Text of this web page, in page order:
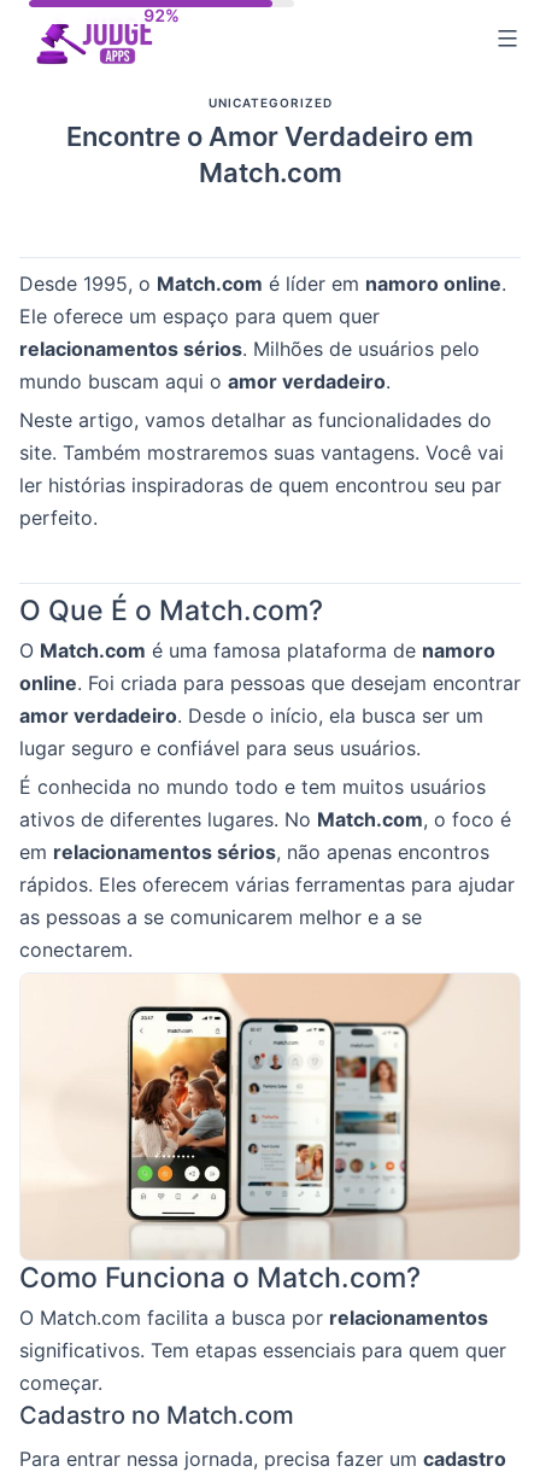
UNICATEGORIZED
Encontre o Amor Verdadeiro em
Match.com
Desde 1995, o Match.com é líder em namoro online.
Ele oferece um espaço para quem quer
relacionamentos sérios. Milhões de usuários pelo
mundo buscam aqui o amor verdadeiro.
Neste artigo, vamos detalhar as funcionalidades do
site. Também mostraremos suas vantagens. Você vai
ler histórias inspiradoras de quem encontrou seu par
perfeito.
O Que É o Match.com?
O Match.com é uma famosa plataforma de namoro
online. Foi criada para pessoas que desejam encontrar
amor verdadeiro. Desde o início, ela busca ser um
lugar seguro e confiável para seus usuários.
É conhecida no mundo todo e tem muitos usuários
ativos de diferentes lugares. No Match.com, o foco é
em relacionamentos sérios, não apenas encontros
rápidos. Eles oferecem várias ferramentas para ajudar
as pessoas a se comunicarem melhor e a se
conectarem.
Como Funciona o Match.com?
O Match.com facilita a busca por relacionamentos
significativos. Tem etapas essenciais para quem quer
começar.
Cadastro no Match.com
Para entrar nessa jornada, precisa fazer um cadastro